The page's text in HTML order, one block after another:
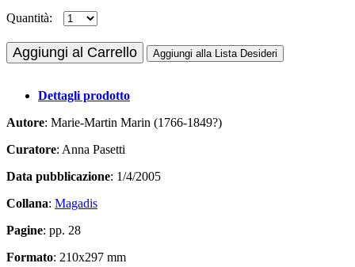
Quantità:
Aggiungi al Carrello Aggiungi alla Lista Desideri
Dettagli prodotto
Autore: Marie-Martin Marin (1766-1849?)
Curatore: Anna Pasetti
Data pubblicazione: 1/4/2005
Collana: Magadis
Pagine: pp. 28
Formato: 210x297 mm